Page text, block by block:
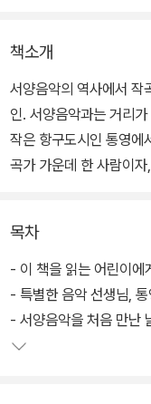
책소개
서양음악의 역사에서 작
인. 서양음악과는 거리
작은 항구도시인 통영
곡가 가운데 한 사람이
고향 통영에서 바다가
음악처럼 들으며 자라난
표현하는 세계적인 작곡
반대에도 음악 선생님을
해방과 질병, 전쟁을 겪
목차
- 이 책을 읽는 어린이에
- 특별한 음악 선생님,
- 서양음악을 처음 만난